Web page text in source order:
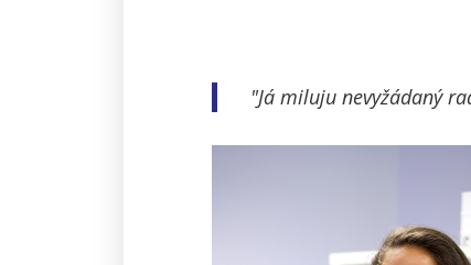
"Já miluju nevyžádaný